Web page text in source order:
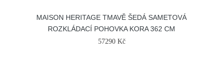
MAISON HERITAGE TMAVĚ ŠEDÁ SAMETOVÁ
ROZKLÁDACÍ POHOVKA KORA 362 CM
57290 Kč